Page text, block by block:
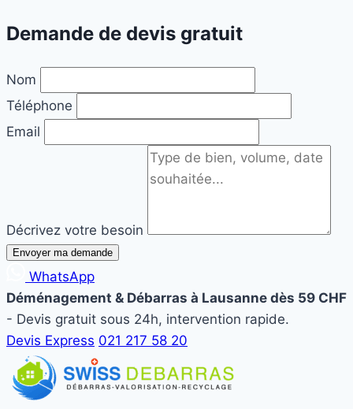
Demande de devis gratuit
Nom
Téléphone
Email
Décrivez votre besoin
Envoyer ma demande
WhatsApp
Déménagement & Débarras à Lausanne dès 59 CHF
- Devis gratuit sous 24h, intervention rapide.
Devis Express 021 217 58 20